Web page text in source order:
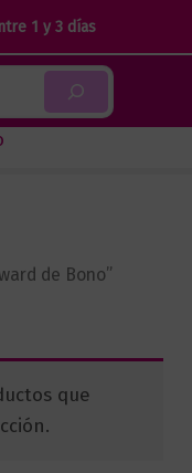
1 y 3 días
de Bono”
que